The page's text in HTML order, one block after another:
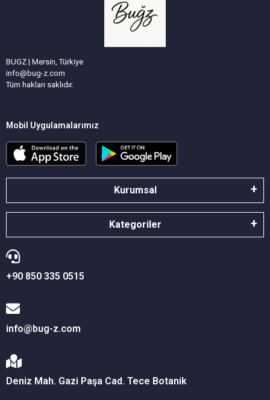
BUGZ | Mersin, Türkiye
info@bug-z.com
Tüm hakları saklıdır.
Mobil Uygulamalarımız
Kurumsal
Kategoriler
+90 850 335 0515
info@bug-z.com
Deniz Mah. Gazi Paşa Cad. Tece Botanik